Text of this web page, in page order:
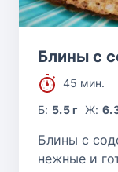
Блины с
45 мин.
Б: 5.5 г Ж:
Блины с
нежные и